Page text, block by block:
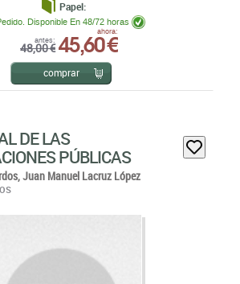
48,00 €
ahora:
45,60 €
Disponible En 48/72 horas
comprar
DE LAS
PÚBLICAS
Juan Manuel Lacruz López